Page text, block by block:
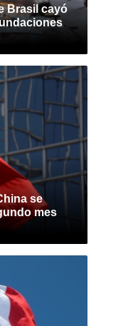
Brasil cayó
se
mes